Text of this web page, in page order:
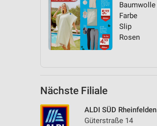
Baumwolle
Farbe
Slip
Rosen
Nächste Filiale
ALDI SÜD Rheinfelden
Güterstraße 14